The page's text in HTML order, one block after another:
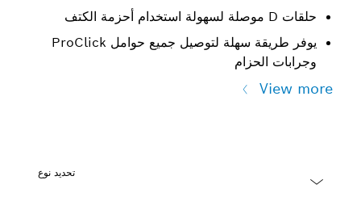
حلقات D موصلة لسهولة استخدام أحزمة الكتف
يوفر طريقة سهلة لتوصيل جميع حوامل ProClick
وجرابات الحزام
View more
تحديد نوع